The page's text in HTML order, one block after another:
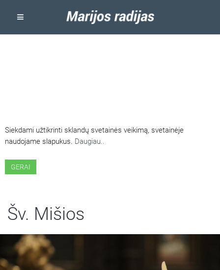
Siekdami užtikrinti sklandų svetainės veikimą, svetainėje
naudojame slapukus. Daugiau..
GERAI
Šv. Mišios